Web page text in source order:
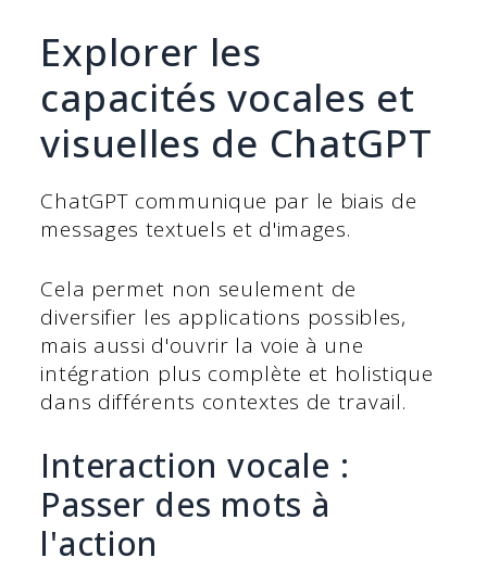
Explorer les
capacités vocales et
visuelles de ChatGPT
ChatGPT communique par le biais de
messages textuels et d'images.
Cela permet non seulement de
diversifier les applications possibles,
mais aussi d'ouvrir la voie à une
intégration plus complète et holistique
dans différents contextes de travail.
Interaction vocale :
Passer des mots à
l'action